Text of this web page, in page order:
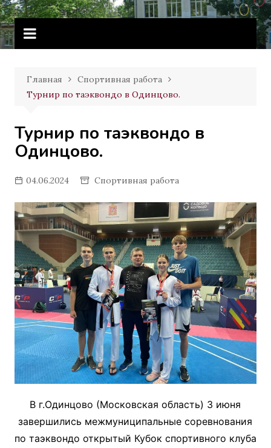
Перейти
к
содержимому
Витебское государственное
училище олимпийского резерва
Главная
Спортивная работа
Турнир по таэквондо в Одинцово.
Турнир по таэквондо в
Одинцово.
04.06.2024 Спортивная работа
В г.Одинцово (Московская область) 3 июня
завершились межмуниципальные соревнования
по таэквондо открытый Кубок спортивного клуба